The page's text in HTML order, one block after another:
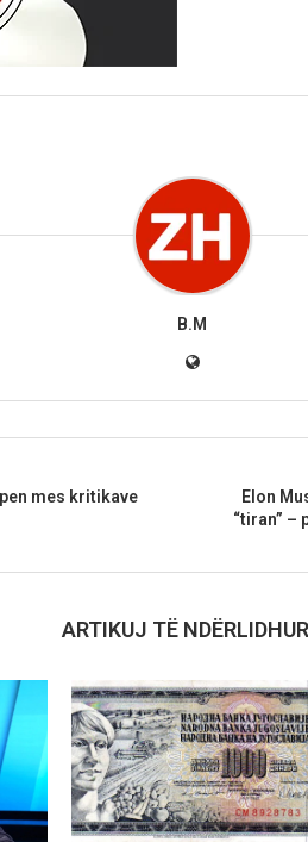
B.M
mes kritikave
Elon
“tiran” –
ARTIKUJ TË